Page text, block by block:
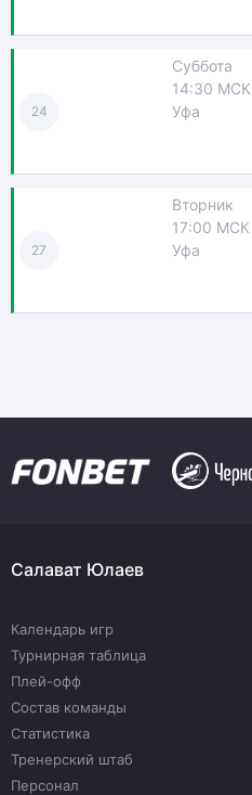
24
Суббота
14:30 МСК
Уфа
27
Вторник
17:00 МСК
Уфа
Салават Юлаев
Календарь игр
Турнирная таблица
Плей-офф
Состав команды
Статистика
Тренерский штаб
Персонал